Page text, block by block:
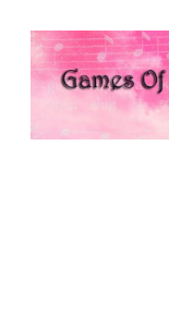
Accéder
au
contenu